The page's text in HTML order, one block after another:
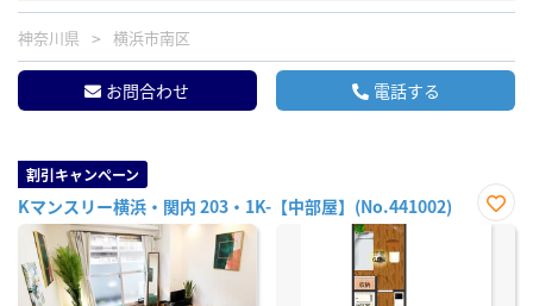
神奈川県 横浜市南区
お問合わせ 電話する
割引キャンペーン
Kマンスリー横浜・関内 203・1K-【中部屋】(No.441002)
お気